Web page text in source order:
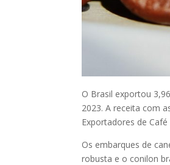
O Brasil exportou
2023. A receita com
Exportadores de
Os embarques de
robusta e o conilon